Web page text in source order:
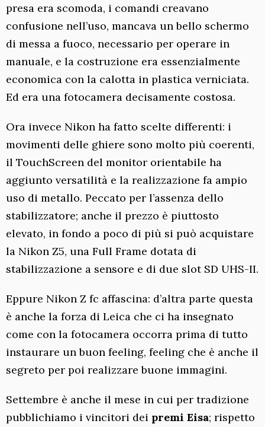
presa era scomoda, i comandi creavano
confusione nell’uso, mancava un bello schermo
di messa a fuoco, necessario per operare in
manuale, e la costruzione era essenzialmente
economica con la calotta in plastica verniciata.
Ed era una fotocamera decisamente costosa.
Ora invece Nikon ha fatto scelte differenti: i
movimenti delle ghiere sono molto più coerenti,
il TouchScreen del monitor orientabile ha
aggiunto versatilità e la realizzazione fa ampio
uso di metallo. Peccato per l’assenza dello
stabilizzatore; anche il prezzo è piuttosto
elevato, in fondo a poco di più si può acquistare
la Nikon Z5, una Full Frame dotata di
stabilizzazione a sensore e di due slot SD UHS-II.
Eppure Nikon Z fc affascina: d’altra parte questa
è anche la forza di Leica che ci ha insegnato
come con la fotocamera occorra prima di tutto
instaurare un buon feeling, feeling che è anche il
segreto per poi realizzare buone immagini.
Settembre è anche il mese in cui per tradizione
pubblichiamo i vincitori dei premi Eisa; rispetto